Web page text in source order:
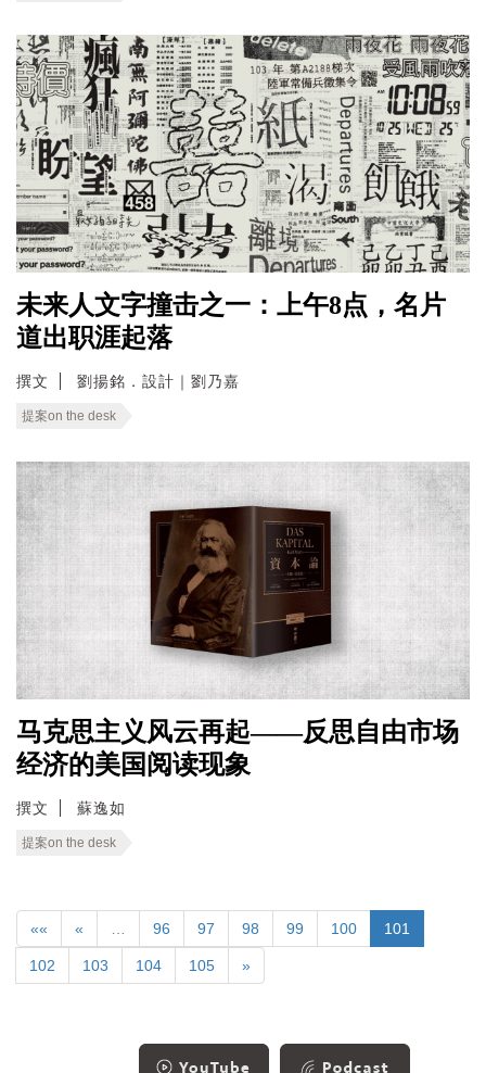
未来人文字撞击之一：上午8点，名片
道出职涯起落
撰文 劉揚銘．設計｜劉乃嘉
提案on the desk
马克思主义风云再起——反思自由市场
经济的美国阅读现象
撰文 蘇逸如
提案on the desk
«« « 96 97 98 99 100 101
102 103 104 105 »